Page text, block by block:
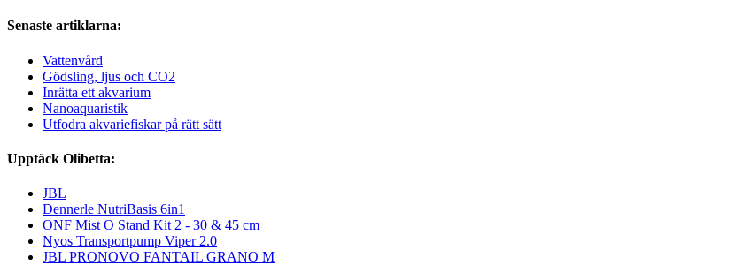
Senaste artiklarna:
Vattenvård
Gödsling, ljus och CO2
Inrätta ett akvarium
Nanoaquaristik
Utfodra akvariefiskar på rätt sätt
Upptäck Olibetta:
JBL
Dennerle NutriBasis 6in1
ONF Mist O Stand Kit 2 - 30 & 45 cm
Nyos Transportpump Viper 2.0
JBL PRONOVO FANTAIL GRANO M